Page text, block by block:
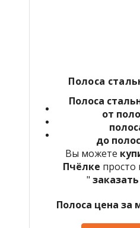
Полоса
Полоса
от
до
Вы можете
Пчёлке просто
"
Полоса цена за